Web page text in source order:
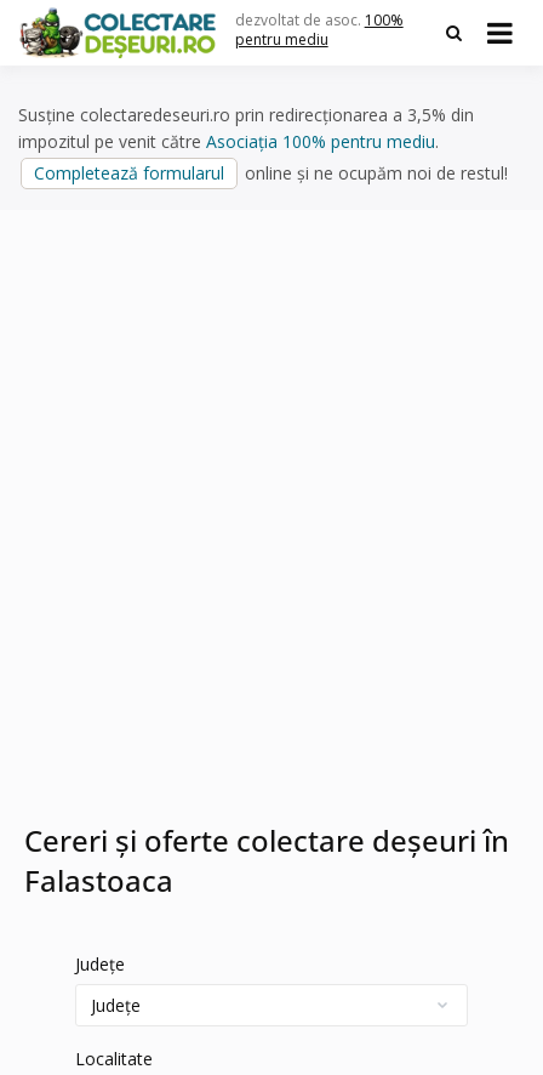
content
dezvoltat de asoc. 100%
pentru mediu
Susține colectaredeseuri.ro prin redirecționarea a 3,5% din
impozitul pe venit către Asociația 100% pentru mediu.
Completează formularul
online și ne ocupăm noi de restul!
Cereri și oferte colectare deșeuri în
Falastoaca
Județe
Localitate